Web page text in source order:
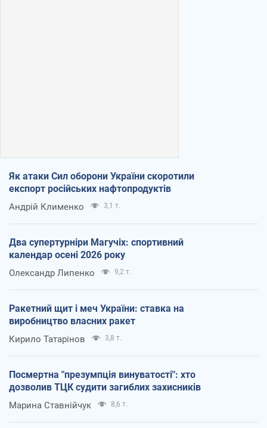
Як атаки Сил оборони України скоротили
експорт російських нафтопродуктів
Андрій Клименко 3,1 т.
Два супертурніри Магучіх: спортивний
календар осені 2026 року
Олександр Липенко 9,2 т.
Ракетний щит і меч України: ставка на
виробництво власних ракет
Кирило Татарінов 3,8 т.
Посмертна "презумпція винуватості": хто
дозволив ТЦК судити загиблих захисників
Марина Ставнійчук 8,6 т.